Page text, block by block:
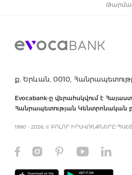
ք. Երևան, 0010,
Evocabank-ը վերահսկվում է
Հանրապետության Կենտրոնական
1990 - 2026, © ԲՈԼՈՐ ԻՐԱՎՈՒՆՔՆԵՐԸ